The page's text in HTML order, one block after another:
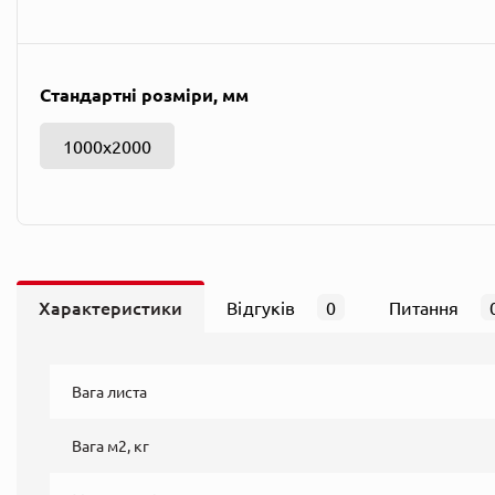
Стандартні розміри, мм
1000х2000
Характеристики Відгуків 0 Питання
Вага листа
Вага м2, кг